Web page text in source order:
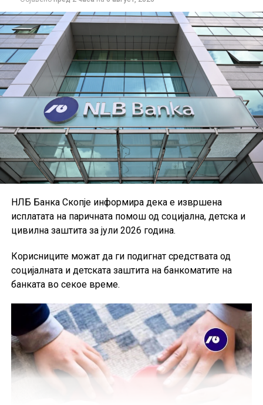
НЛБ Банка Скопје информира дека е извршена
исплатата на паричната помош од социјална, детска и
цивилна заштита за јули 2026 година.
Корисниците можат да ги подигнат средствата од
социјалната и детската заштита на банкоматите на
банката во секое време.